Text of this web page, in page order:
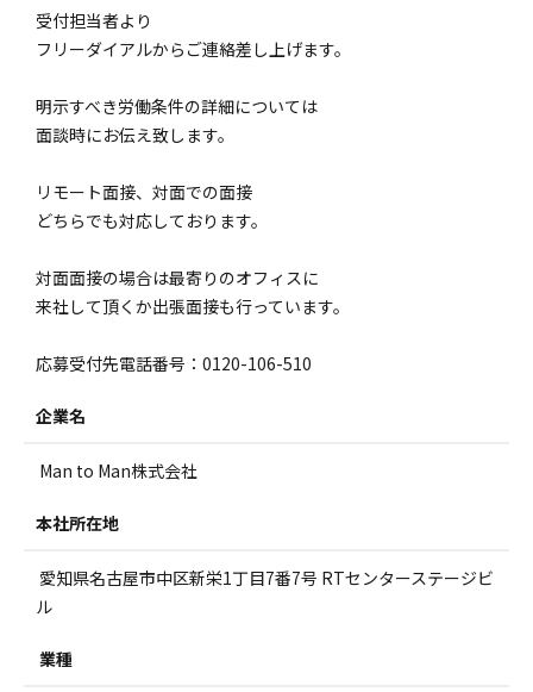
受付担当者より
フリーダイアルからご連絡差し上げます。
明示すべき労働条件の詳細については
面談時にお伝え致します。
リモート面接、対面での面接
どちらでも対応しております。
対面面接の場合は最寄りのオフィスに
来社して頂くか出張面接も行っています。
応募受付先電話番号：0120-106-510
企業名
Man to Man株式会社
本社所在地
愛知県名古屋市中区新栄1丁目7番7号 RTセンターステージビ
ル
業種